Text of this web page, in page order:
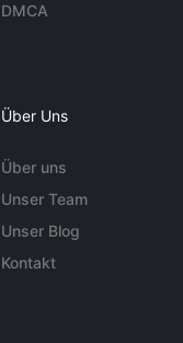
DMCA
Über Uns
Über uns
Unser Team
Unser Blog
Kontakt